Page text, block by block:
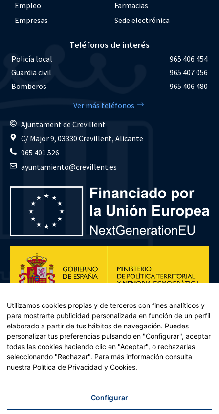
Empleo
Farmacias
Empresas
Sede electrónica
Teléfonos de interés
Policía local
965 406 454
Guardia civil
965 407 056
Bomberos
965 406 480
Ver más teléfonos
Ajuntament de Crevillent
C/ Major 9, 03330 Crevillent, Alicante
965 401 526
ayuntamiento@crevillent.es
Plan de Recuperación, Transformación y Resiliencia – Financiado por
Recuperación y resiliencia, establecido por el Reglamento (UE)
2021/241 del Parlamento Europeo y del Consejo, de 12 de febrero
Utilizamos cookies propias y de terceros con fines analíticos y
para mostrarte publicidad personalizada en función de un perfil
elaborado a partir de tus hábitos de navegación. Puedes
personalizar tus preferencias pulsando en "Configurar", aceptar
todas las cookies haciendo clic en "Aceptar", o rechazarlas
seleccionando "Rechazar". Para más información consulta
nuestra Política de Privacidad y Cookies.
Configurar